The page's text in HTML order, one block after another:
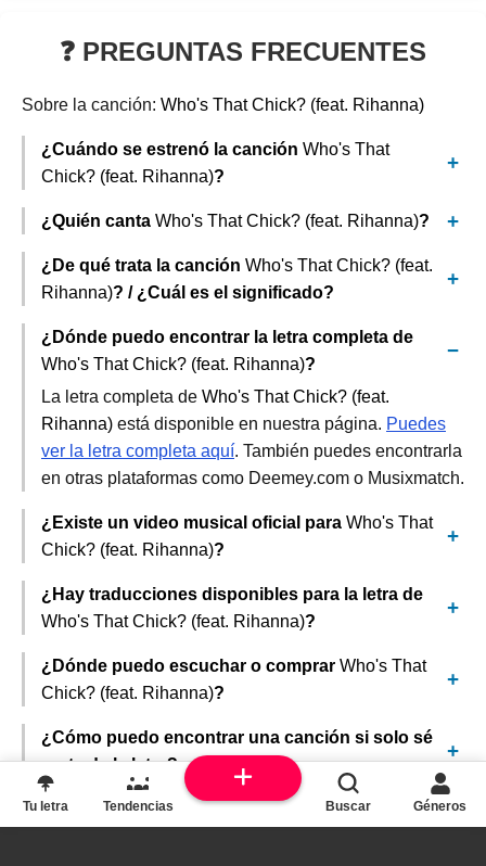
❓ PREGUNTAS FRECUENTES
Sobre la canción: Who's That Chick? (feat. Rihanna)
¿Cuándo se estrenó la canción Who's That
Chick? (feat. Rihanna)?
¿Quién canta Who's That Chick? (feat. Rihanna)?
¿De qué trata la canción Who's That Chick? (feat.
Rihanna)? / ¿Cuál es el significado?
¿Dónde puedo encontrar la letra completa de
Who's That Chick? (feat. Rihanna)?
La letra completa de Who's That Chick? (feat.
Rihanna) está disponible en nuestra página. Puedes
ver la letra completa aquí. También puedes encontrarla
en otras plataformas como Deemey.com o Musixmatch.
¿Existe un video musical oficial para Who's That
Chick? (feat. Rihanna)?
¿Hay traducciones disponibles para la letra de
Who's That Chick? (feat. Rihanna)?
¿Dónde puedo escuchar o comprar Who's That
Chick? (feat. Rihanna)?
¿Cómo puedo encontrar una canción si solo sé
parte de la letra?
Tu letra Tendencias Buscar Géneros